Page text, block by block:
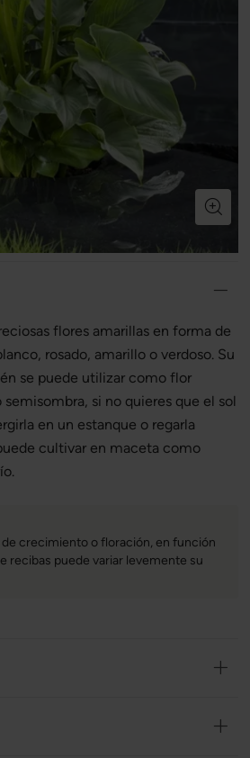
flores amarillas en forma de
rosado, amarillo o verdoso. Su
se puede utilizar como flor
si no quieres que el sol
en un estanque o regarla
cultivar en maceta como
crecimiento o floración, en función
recibas puede variar levemente su